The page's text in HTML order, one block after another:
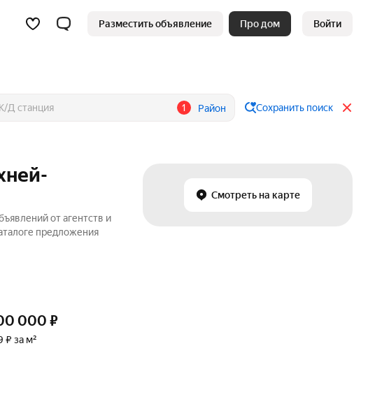
Разместить объявление Про дом Войти
1 Район Сохранить поиск
Смотреть на карте
от агентств и
предложения
000 ₽
₽ за м²